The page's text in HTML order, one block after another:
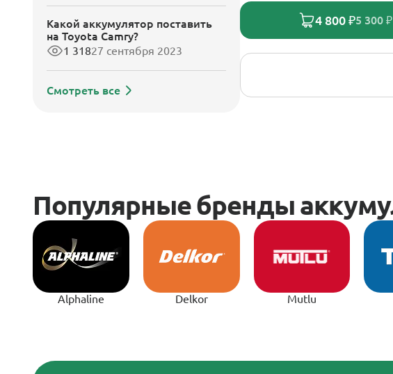
Какой аккумулятор поставить
на Toyota Camry?
1 31827 сентября 2023
Смотреть все
4 800 ₽5 300 ₽
Alphaline Delkor Mutlu